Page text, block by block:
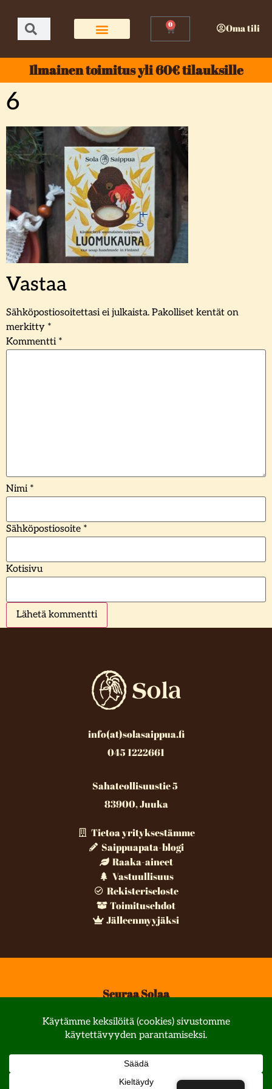
0 Oma tili
Ilmainen toimitus yli 60€ tilauksille
6
Vastaa
Sähköpostiosoitettasi ei julkaista. Pakolliset kentät on
merkitty *
Kommentti *
Nimi *
Sähköpostiosoite *
Kotisivu
info(at)solasaippua.fi
045 1222661
Sahateollisuustie 5
83900, Juuka
Tietoa yrityksestämme
Saippuapata-blogi
Raaka-aineet
Vastuullisuus
Rekisteriseloste
Toimitusehdot
Jälleenmyyjäksi
Seuraa Solaa
© All rights reserved